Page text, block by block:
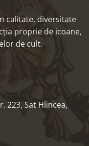
calitate, diversitate
proprie de icoane,
de cult.
223, Sat Hlincea,